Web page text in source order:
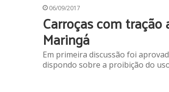
06/09/2017
Carroças com
Maringá
Em primeira discussão foi
dispondo sobre a proibição do